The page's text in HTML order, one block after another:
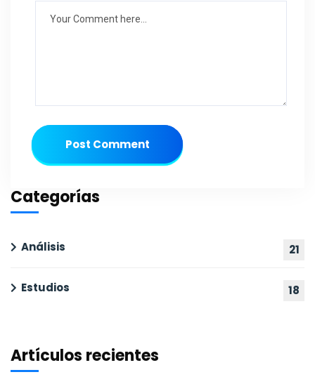
Post Comment
Categorías
Análisis 21
Estudios 18
Artículos recientes